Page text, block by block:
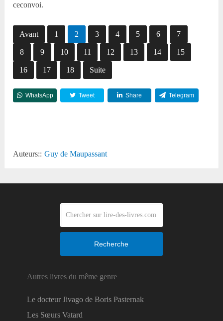
ceconvoi.
Avant 1 2 3 4 5 6 7
8 9 10 11 12 13 14 15
16 17 18 Suite
WhatsApp Tweet Share Telegram
Auteurs:: Guy de Maupassant
Recherche
Autres livres du même genre
Le docteur Jivago de Boris Pasternak
Les Sœurs Vatard